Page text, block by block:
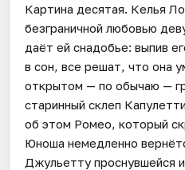
Картина десятая. Келья
безграничной любовью
даёт ей снадобье: выпив
в сон, все решат, что она
открытом — по обычаю —
старинный склеп
об этом Ромео, который
Юноша немедленно
Джульетту проснувшейся